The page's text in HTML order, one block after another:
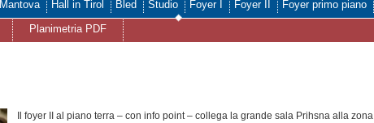
Mantova Hall in Tirol Bled Studio Foyer I Foyer II Foyer primo piano
Planimetria PDF
Il foyer II al piano terra – con info point – collega la grande sala Prihsna alla zona